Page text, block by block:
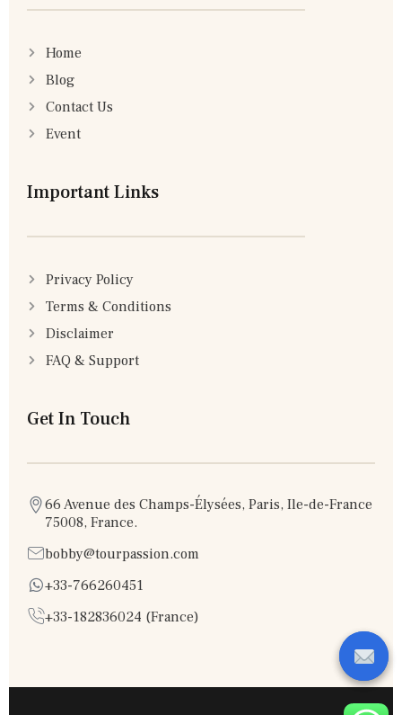
Home
Blog
Contact Us
Event
Important Links
Privacy Policy
Terms & Conditions
Disclaimer
FAQ & Support
Get In Touch
66 Avenue des Champs-Élysées, Paris, Ile-de-France
75008, France.
bobby@tourpassion.com
+33-766260451
+33-182836024 (France)